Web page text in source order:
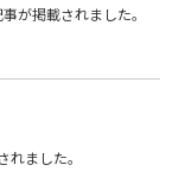
が掲載されました。
ました。